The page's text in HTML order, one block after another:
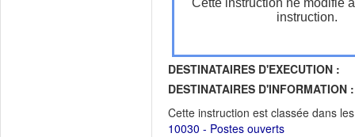
Cette instruction ne modifie
instruction.
DESTINATAIRES D'EXECUTION :
DESTINATAIRES D'INFORMATION :
Cette instruction est classée dans
10030 - Postes ouverts